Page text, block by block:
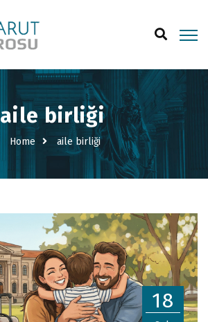
aile birliği
Home aile birliği
18